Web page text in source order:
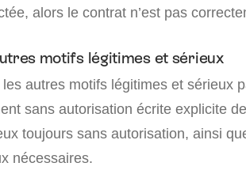
alors le contrat n’est pas
motifs légitimes et sérieux
les autres motifs légitimes et sérieux
sans autorisation écrite explicite
toujours sans autorisation, ainsi
nécessaires.